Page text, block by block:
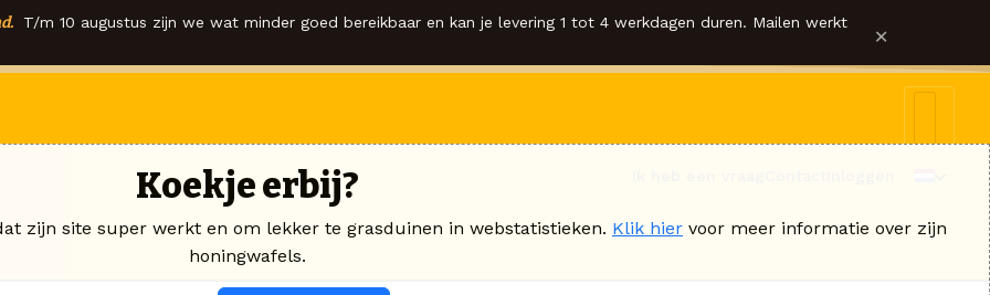
T/m 10 augustus zijn we wat minder goed bereikbaar en kan je levering 1 tot 4 werkdagen duren. Mailen werkt ×
Koekje erbij?
zijn site super werkt en om lekker te grasduinen in webstatistieken. Klik hier voor meer informatie over zijn
honingwafels.